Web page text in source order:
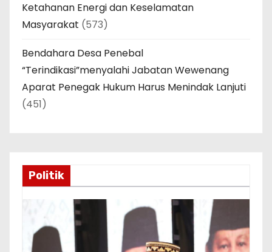
Ketahanan Energi dan Keselamatan
Masyarakat (573)
Bendahara Desa Penebal
“Terindikasi”menyalahi Jabatan Wewenang
Aparat Penegak Hukum Harus Menindak Lanjuti
(451)
Politik